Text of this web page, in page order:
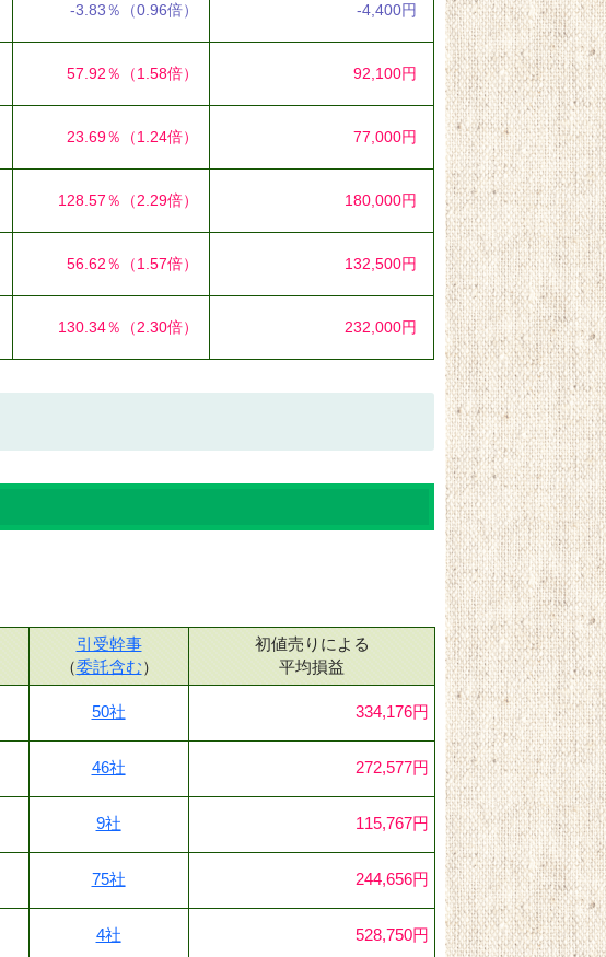
-3.83％ （0.96倍） -4,400円
57.92％ （1.58倍） 92,100円
23.69％ （1.24倍） 77,000円
128.57％ （2.29倍） 180,000円
56.62％ （1.57倍） 132,500円
130.34％ （2.30倍） 232,000円
引受幹事
（委託含む）
初値売りによる
平均損益
50社 334,176円
46社 272,577円
9社 115,767円
75社 244,656円
4社 528,750円